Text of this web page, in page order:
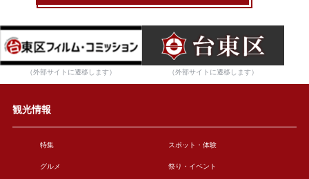
（外部サイトに遷移します） （外部サイトに遷移します）
観光情報
特集 スポット・体験
グルメ 祭り・イベント